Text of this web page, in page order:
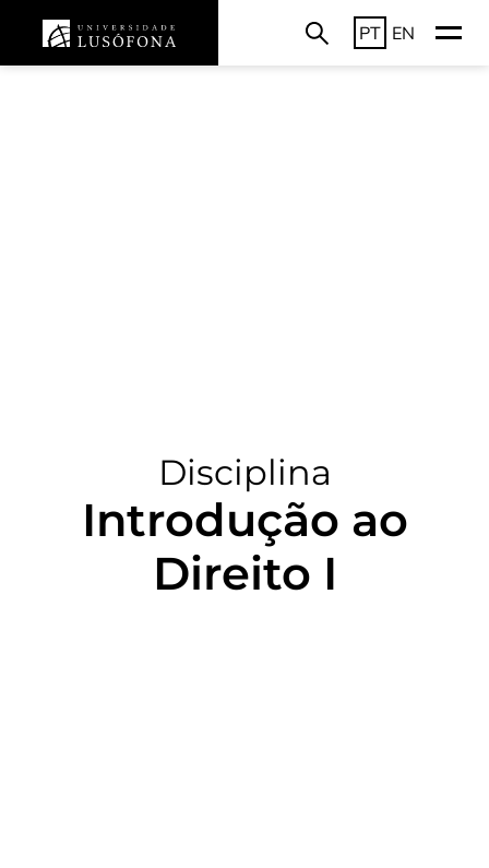
PT EN
Disciplina
Introdução ao
Direito I